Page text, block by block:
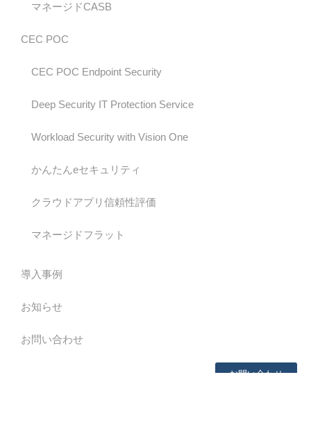
マネージドCASB
CEC POC
CEC POC Endpoint Security
Deep Security IT Protection Service
Workload Security with Vision One
かんたんeセキュリティ
クラウドアプリ信頼性評価
マネージドフラット
導入事例
お知らせ
お問い合わせ
お問い合わせ